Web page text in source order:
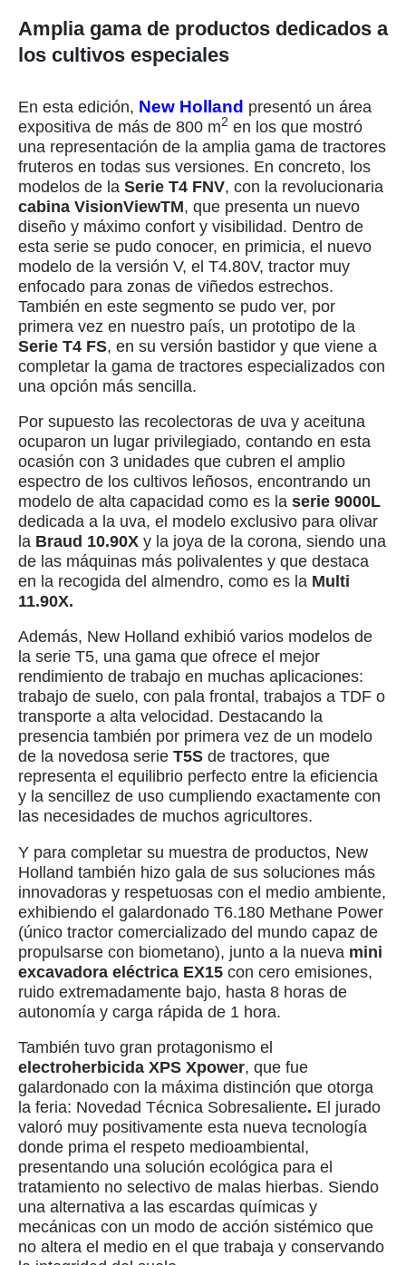
Amplia gama de productos dedicados a
los cultivos especiales
En esta edición, New Holland presentó un área
expositiva de más de 800 m2 en los que mostró
una representación de la amplia gama de tractores
fruteros en todas sus versiones. En concreto, los
modelos de la Serie T4 FNV, con la revolucionaria
cabina VisionViewTM, que presenta un nuevo
diseño y máximo confort y visibilidad. Dentro de
esta serie se pudo conocer, en primicia, el nuevo
modelo de la versión V, el T4.80V, tractor muy
enfocado para zonas de viñedos estrechos.
También en este segmento se pudo ver, por
primera vez en nuestro país, un prototipo de la
Serie T4 FS, en su versión bastidor y que viene a
completar la gama de tractores especializados con
una opción más sencilla.
Por supuesto las recolectoras de uva y aceituna
ocuparon un lugar privilegiado, contando en esta
ocasión con 3 unidades que cubren el amplio
espectro de los cultivos leñosos, encontrando un
modelo de alta capacidad como es la serie 9000L
dedicada a la uva, el modelo exclusivo para olivar
la Braud 10.90X y la joya de la corona, siendo una
de las máquinas más polivalentes y que destaca
en la recogida del almendro, como es la Multi
11.90X.
Además, New Holland exhibió varios modelos de
la serie T5, una gama que ofrece el mejor
rendimiento de trabajo en muchas aplicaciones:
trabajo de suelo, con pala frontal, trabajos a TDF o
transporte a alta velocidad. Destacando la
presencia también por primera vez de un modelo
de la novedosa serie T5S de tractores, que
representa el equilibrio perfecto entre la eficiencia
y la sencillez de uso cumpliendo exactamente con
las necesidades de muchos agricultores.
Y para completar su muestra de productos, New
Holland también hizo gala de sus soluciones más
innovadoras y respetuosas con el medio ambiente,
exhibiendo el galardonado T6.180 Methane Power
(único tractor comercializado del mundo capaz de
propulsarse con biometano), junto a la nueva mini
excavadora eléctrica EX15 con cero emisiones,
ruido extremadamente bajo, hasta 8 horas de
autonomía y carga rápida de 1 hora.
También tuvo gran protagonismo el
electroherbicida XPS Xpower, que fue
galardonado con la máxima distinción que otorga
la feria: Novedad Técnica Sobresaliente. El jurado
valoró muy positivamente esta nueva tecnología
donde prima el respeto medioambiental,
presentando una solución ecológica para el
tratamiento no selectivo de malas hierbas. Siendo
una alternativa a las escardas químicas y
mecánicas con un modo de acción sistémico que
no altera el medio en el que trabaja y conservando